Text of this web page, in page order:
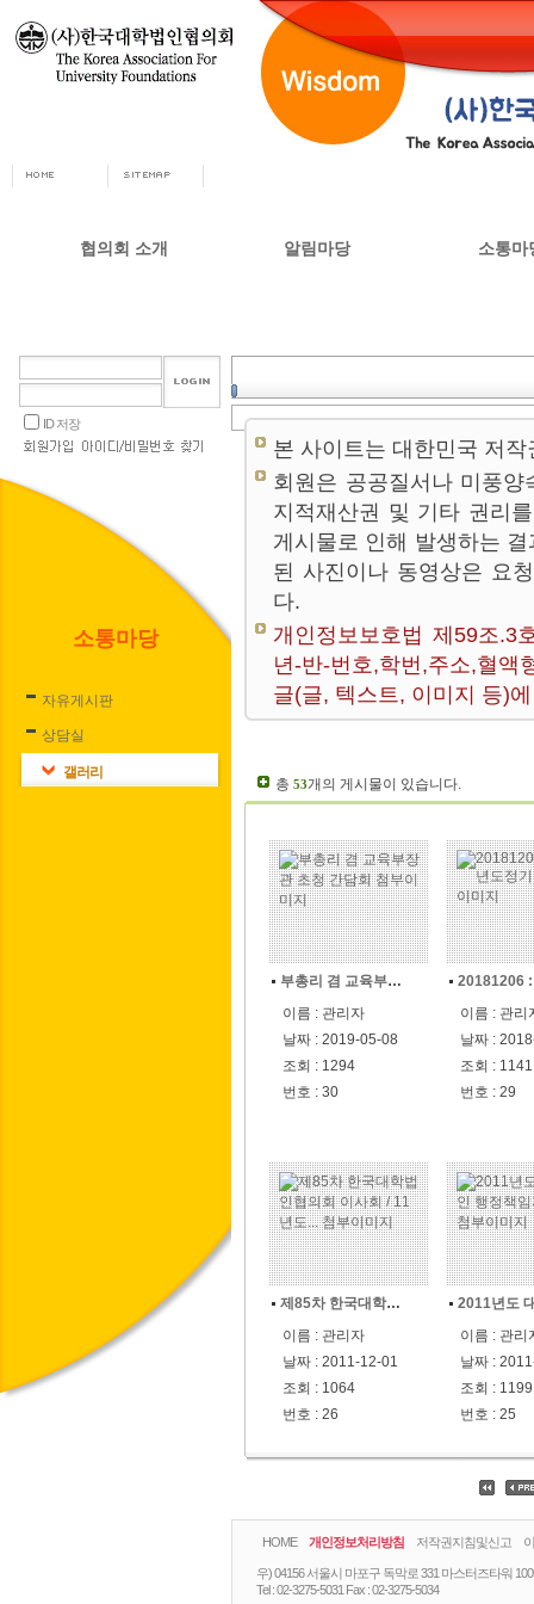
협의회 소개
설립목적 및 주요사업
협의회 정관
알림마당
교육부 주요정책
소통마
ID 저장
소통마당
자유게시판
상담실
갤러리
본 사이트는 대한민국 저
회원은 공공질서나 미풍
지적재산권 및 기타 권리
게시물로 인해 발생하는
된 사진이나 동영상은 요
다.
개인정보보호법 제59조.3
년-반-번호,학번,주소,혈
글(글, 텍스트, 이미지 등)
총 53개의 게시물이 있습니다.
부총리 겸 교육부장관 초청 간담회
이름 : 관리자
날짜 : 2019-05-08
조회 : 1294
번호 : 30
이름 : 관리
날짜 :
조회 : 1141
번호 : 29
제85차 한국대학법인협의회 이사회 / 11년도...
이름 : 관리자
날짜 : 2011-12-01
조회 : 1064
번호 : 26
이름 : 관리
날짜 :
조회 : 1199
번호 : 25
HOME 개인정보처리방침 저작권지침및신고
우) 04156 서울시 마포구 독막로 331 마스터즈타워
Tel :02-3275-5031 Fax :02-3275-5034